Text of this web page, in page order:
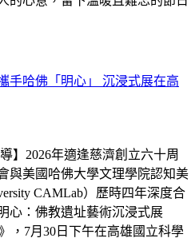
手哈佛「明心」 沉浸式展在高
】2026年適逢慈濟創立六十周
與美國哈佛大學文理學院認知美
CAMLab）歷時四年深度合
心：佛教遺址藝術沉浸式展
》，7月30日下午在高雄國立科學